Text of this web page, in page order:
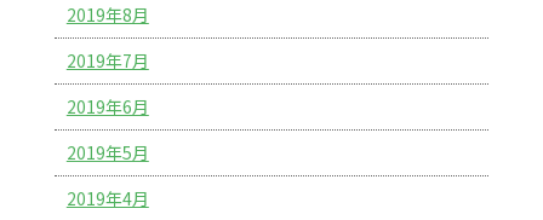
2019年8月
2019年7月
2019年6月
2019年5月
2019年4月